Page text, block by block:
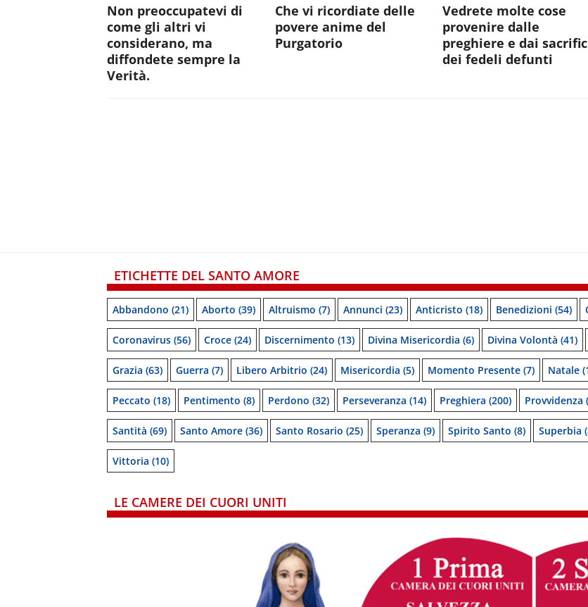
Non preoccupatevi di
come gli altri vi
considerano, ma
diffondete sempre la
Verità.
Che vi ricordiate delle
povere anime del
Purgatorio
Vedrete molte cose
provenire dalle
preghiere e dai
dei fedeli defunti
ETICHETTE DEL SANTO AMORE
Abbandono (21) Aborto (39) Altruismo (7) Annunci (23) Anticristo (18) Benedizioni (54)
Coronavirus (56) Croce (24) Discernimento (13) Divina Misericordia (6) Divina Volontà (41)
Grazia (63) Guerra (7) Libero Arbitrio (24) Misericordia (5) Momento Presente (7) Natale
Peccato (18) Pentimento (8) Perdono (32) Perseveranza (14) Preghiera (200) Provvidenza
Santità (69) Santo Amore (36) Santo Rosario (25) Speranza (9) Spirito Santo (8) Superbia
Vittoria (10)
LE CAMERE DEI CUORI UNITI